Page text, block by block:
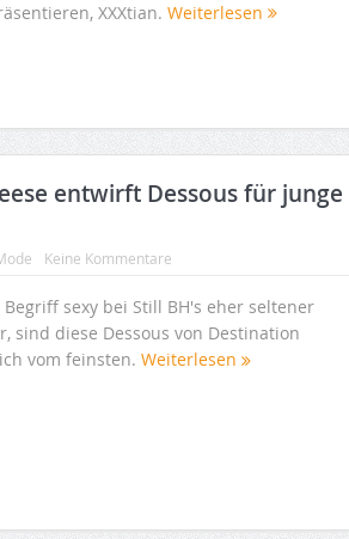
XXXtian. Weiterlesen
entwirft Dessous für junge
Keine Kommentare
sexy bei Still BH's eher seltener
sind diese Dessous von Destination
vom feinsten. Weiterlesen